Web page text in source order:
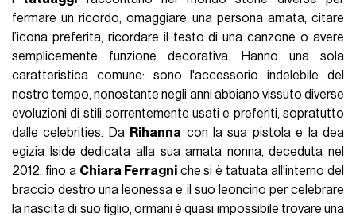
fermare un ricordo, omaggiare una persona amata, citare
l’icona preferita, ricordare il testo di una canzone o avere
semplicemente funzione decorativa. Hanno una sola
caratteristica comune: sono l'accessorio indelebile del
nostro tempo, nonostante negli anni abbiano vissuto diverse
evoluzioni di stili correntemente usati e preferiti, sopratutto
dalle celebrities. Da Rihanna con la sua pistola e la dea
egizia Iside dedicata alla sua amata nonna, deceduta nel
2012, fino a Chiara Ferragniche si è tatuata all'interno del
braccio destro una leonessa e il suo leoncino per celebrare
la nascita di suo figlio, ormani è quasi impossibile trovare una